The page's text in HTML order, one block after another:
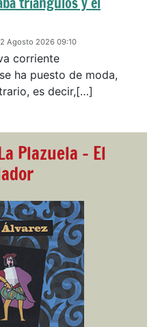
Agosto 2026 09:10
corriente
ha puesto de moda,
es decir,[…]
Plazuela - El